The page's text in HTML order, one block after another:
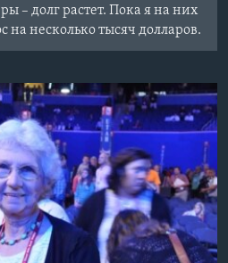
– долг растет. Пока я на них
на несколько тысяч долларов.